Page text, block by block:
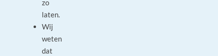
zo
laten.
Wij
weten
dat